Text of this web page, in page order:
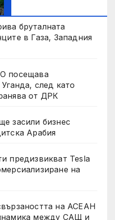
бруталната
в Газа, Западния
посещава
след като
от ДРК
засили бизнес
Арабия
предизвикват Tesla
на
на АСЕАН
между САЩ и